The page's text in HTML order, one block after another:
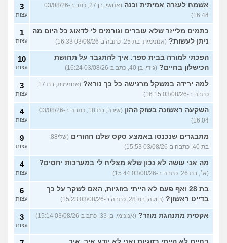
אשמח לעזרה אמיתית וכנה
(אנושי, בן 27, כתב ב-03/08/26
16:44)
3
עצות
כתמים מלייזר שלא עוברים וגורמים לי לדאוג כל היום מה
ניתן לעשות? (אנונימית, בת 25, כתבה ב-03/08/26 16:33)
1
עצות
הפכתי למורה בבית ספר. איך להתגבר על תחושת
הכישלון בחיים? (גידי, בן 40, כתב ב-03/08/26 16:24)
10
עצות
למה ירידה במשקל מרגישה כל כך נורא?
(אנונימית, בת 17,
כתבה ב-03/08/26 16:15)
3
עצות
השקעה ראשונה בשוק ההון
(שירה, בת 18, כתבה ב-03/08/26
16:04)
4
עצות
מתבגרים שנכנסו באמצע סקס שלנו ההורים
(שלי88,
בת 40, כתבה ב-03/08/26 15:53)
9
עצות
מה אני עושה לא נכון שלא מצליח לי במערכות יחסים?
(א׳, בת 26, כתבה ב-03/08/26 15:44)
4
עצות
בת 28 ואף פעם לא הייתי בזוגיות, האם לשקר על כך
בדייט ראשון? (רווקה, בת 28, כתבה ב-03/08/26 15:23)
6
עצות
אקסית מתנהגת מוזר? (אנונימי, בן 33, כתב ב-03/08/26 15:14) 3
עצות